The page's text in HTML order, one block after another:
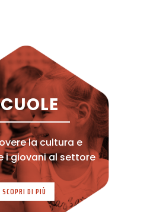
la cultura e
i giovani al settore
SCOPRI DI PIÙ